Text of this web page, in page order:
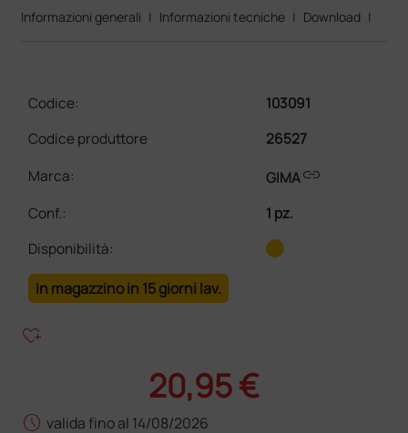
Informazioni generali | Informazioni tecniche | Download |
Codice:
103091
Codice produttore
26527
Marca:
GIMAlink
Conf.:
1 pz.
Disponibilità:
In magazzino in 15 giorni lav.
heart_plus
20,95 €
schedule valida fino al 14/08/2026